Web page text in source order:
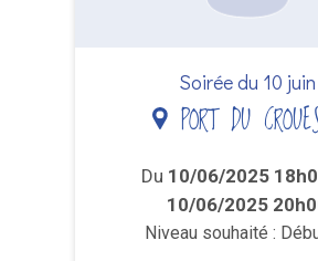
Soirée du 10 juin
PORT DU
Du 10/06/2025
10/06/2025
Niveau souhaité :